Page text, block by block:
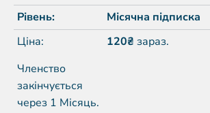
Місячна підписка
120₴ зараз.
Членство
закінчується
через 1 Місяць.